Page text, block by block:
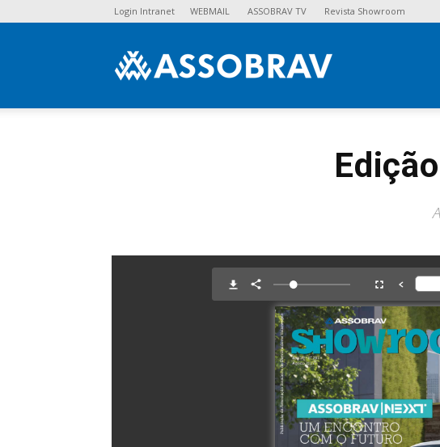
Login Intranet WEBMAIL ASSOBRAV TV Revista Showroom